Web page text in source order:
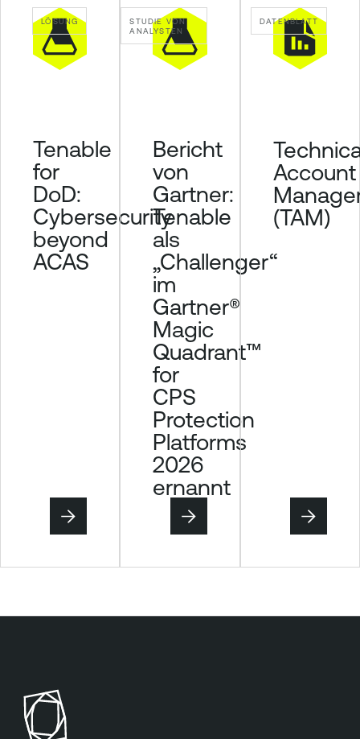
y
LÖSUNG
Tenable
for
DoD:
Cybersecurity
beyond
ACAS
STUDIE VON
ANALYSTEN
Bericht
von
Gartner:
Tenable
als
„Challenger“
im
Gartner®
Magic
Quadrant™
for
CPS
Protection
Platforms
2026
ernannt
DATENBLATT
Account
(TAM)